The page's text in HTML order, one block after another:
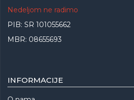
Nedeljom ne radimo
PIB: SR 101055662
MBR: 08655693
INFORMACIJE